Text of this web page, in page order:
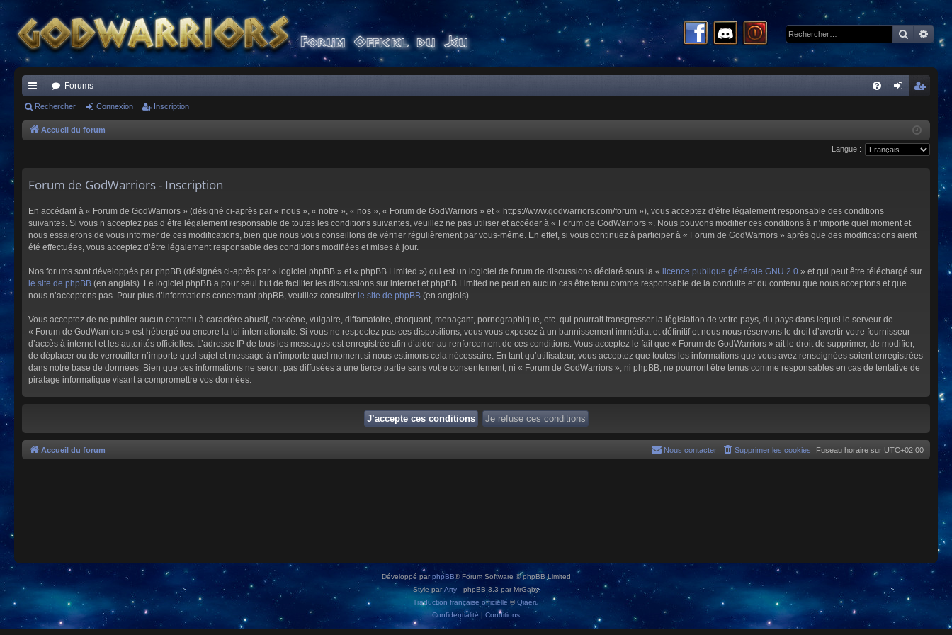
ac
co
s
Forums
xi
cri
pti
Rechercher Connexion Inscription
Accueil du forum
Langue :
Forum de GodWarriors - Inscription
En accédant à « Forum de GodWarriors » (désigné ci-après par « nous », « notre », « nos », « Forum de GodWarriors » et « https://www.godwarriors.com/forum »), vous acceptez d’être légalement responsable des conditions
suivantes. Si vous n’acceptez pas d’être légalement responsable de toutes les conditions suivantes, veuillez ne pas utiliser et accéder à « Forum de GodWarriors ». Nous pouvons modifier ces conditions à n’importe quel moment et
nous essaierons de vous informer de ces modifications, bien que nous vous conseillons de vérifier régulièrement par vous-même. En effet, si vous continuez à participer à « Forum de GodWarriors » après que des modifications aient
été effectuées, vous acceptez d’être légalement responsable des conditions modifiées et mises à jour.
Nos forums sont développés par phpBB (désignés ci-après par « logiciel phpBB » et « phpBB Limited ») qui est un logiciel de forum de discussions déclaré sous la « licence publique générale GNU 2.0 » et qui peut être téléchargé sur
le site de phpBB (en anglais). Le logiciel phpBB a pour seul but de faciliter les discussions sur internet et phpBB Limited ne peut en aucun cas être tenu comme responsable de la conduite et du contenu que nous acceptons et que
nous n’acceptons pas. Pour plus d’informations concernant phpBB, veuillez consulter le site de phpBB (en anglais).
Vous acceptez de ne publier aucun contenu à caractère abusif, obscène, vulgaire, diffamatoire, choquant, menaçant, pornographique, etc. qui pourrait transgresser la législation de votre pays, du pays dans lequel le serveur de
« Forum de GodWarriors » est hébergé ou encore la loi internationale. Si vous ne respectez pas ces dispositions, vous vous exposez à un bannissement immédiat et définitif et nous nous réservons le droit d’avertir votre fournisseur
d’accès à internet et les autorités officielles. L’adresse IP de tous les messages est enregistrée afin d’aider au renforcement de ces conditions. Vous acceptez le fait que « Forum de GodWarriors » ait le droit de supprimer, de modifier,
de déplacer ou de verrouiller n’importe quel sujet et message à n’importe quel moment si nous estimons cela nécessaire. En tant qu’utilisateur, vous acceptez que toutes les informations que vous avez renseignées soient enregistrées
dans notre base de données. Bien que ces informations ne seront pas diffusées à une tierce partie sans votre consentement, ni « Forum de GodWarriors », ni phpBB, ne pourront être tenus comme responsables en cas de tentative de
piratage informatique visant à compromettre vos données.
Accueil du forum Fuseau horaire sur UTC+02:00
Supprimer les cookies
Nous contacter
Développé parphpBB® Forum Software © phpBB Limited
Style par Arty - phpBB 3.3 par MrGaby
Traduction française officielle ©Qiaeru
Confidentialité | Conditions